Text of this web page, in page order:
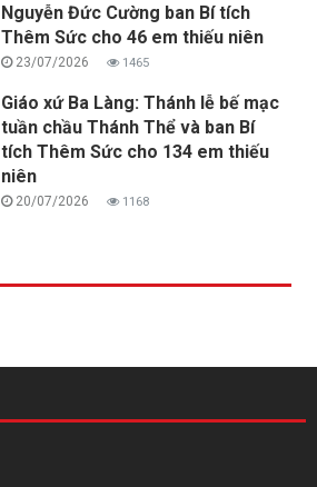
Nguyễn Đức Cường ban Bí tích
Thêm Sức cho 46 em thiếu niên
23/07/2026 1465
Giáo xứ Ba Làng: Thánh lễ bế mạc
tuần chầu Thánh Thể và ban Bí
tích Thêm Sức cho 134 em thiếu
niên
20/07/2026 1168